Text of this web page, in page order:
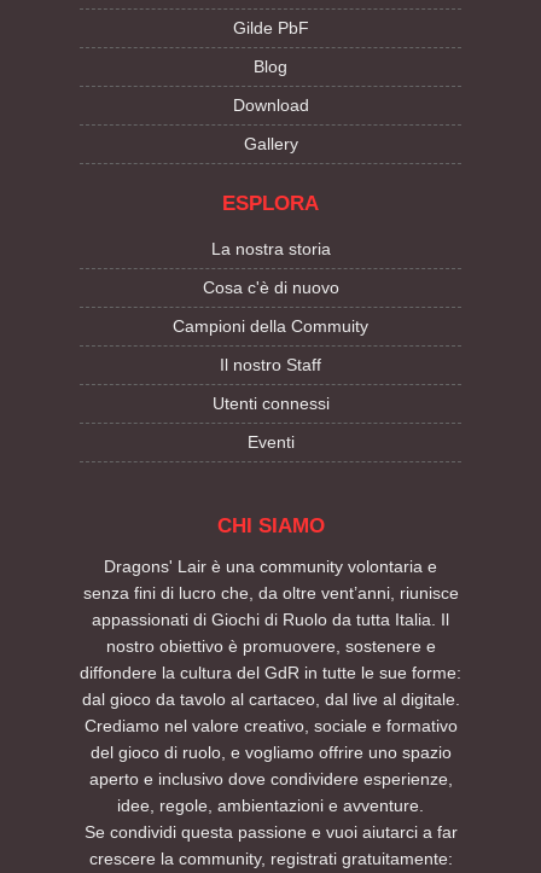
Gilde PbF
Blog
Download
Gallery
ESPLORA
La nostra storia
Cosa c'è di nuovo
Campioni della Commuity
Il nostro Staff
Utenti connessi
Eventi
CHI SIAMO
Dragons' Lair è una community volontaria e
senza fini di lucro che, da oltre vent’anni, riunisce
appassionati di Giochi di Ruolo da tutta Italia. Il
nostro obiettivo è promuovere, sostenere e
diffondere la cultura del GdR in tutte le sue forme:
dal gioco da tavolo al cartaceo, dal live al digitale.
Crediamo nel valore creativo, sociale e formativo
del gioco di ruolo, e vogliamo offrire uno spazio
aperto e inclusivo dove condividere esperienze,
idee, regole, ambientazioni e avventure.
Se condividi questa passione e vuoi aiutarci a far
crescere la community, registrati gratuitamente: